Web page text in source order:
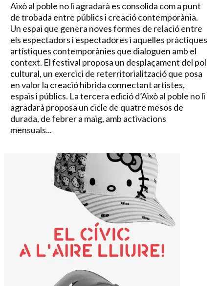
Això al poble no li agradarà es consolida com a punt
de trobada entre públics i creació contemporània.
Un espai que genera noves formes de relació entre
els espectadors i espectadores i aquelles pràctiques
artístiques contemporànies que dialoguen amb el
context. El festival proposa un desplaçament del pol
cultural, un exercici de reterritorialització que posa
en valor la creació híbrida connectant artistes,
espais i públics. La tercera edició d’Això al poble no li
agradarà proposa un cicle de quatre mesos de
durada, de febrer a maig, amb activacions
mensuals...